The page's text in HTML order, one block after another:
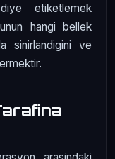
etiketlemek
hangi bellek
sinirlandigini ve